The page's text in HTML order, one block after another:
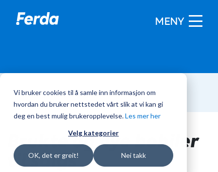
Vi bruker cookies til å samle inn informasjon om
hvordan du bruker nettstedet vårt slik at vi kan gi
deg en best mulig brukeropplevelse.Les mer her
Velg kategorier
OK, det er greit! Nei takk
MENY
Hjem/Bobiler
Brukte og nye bobiler
til salgs